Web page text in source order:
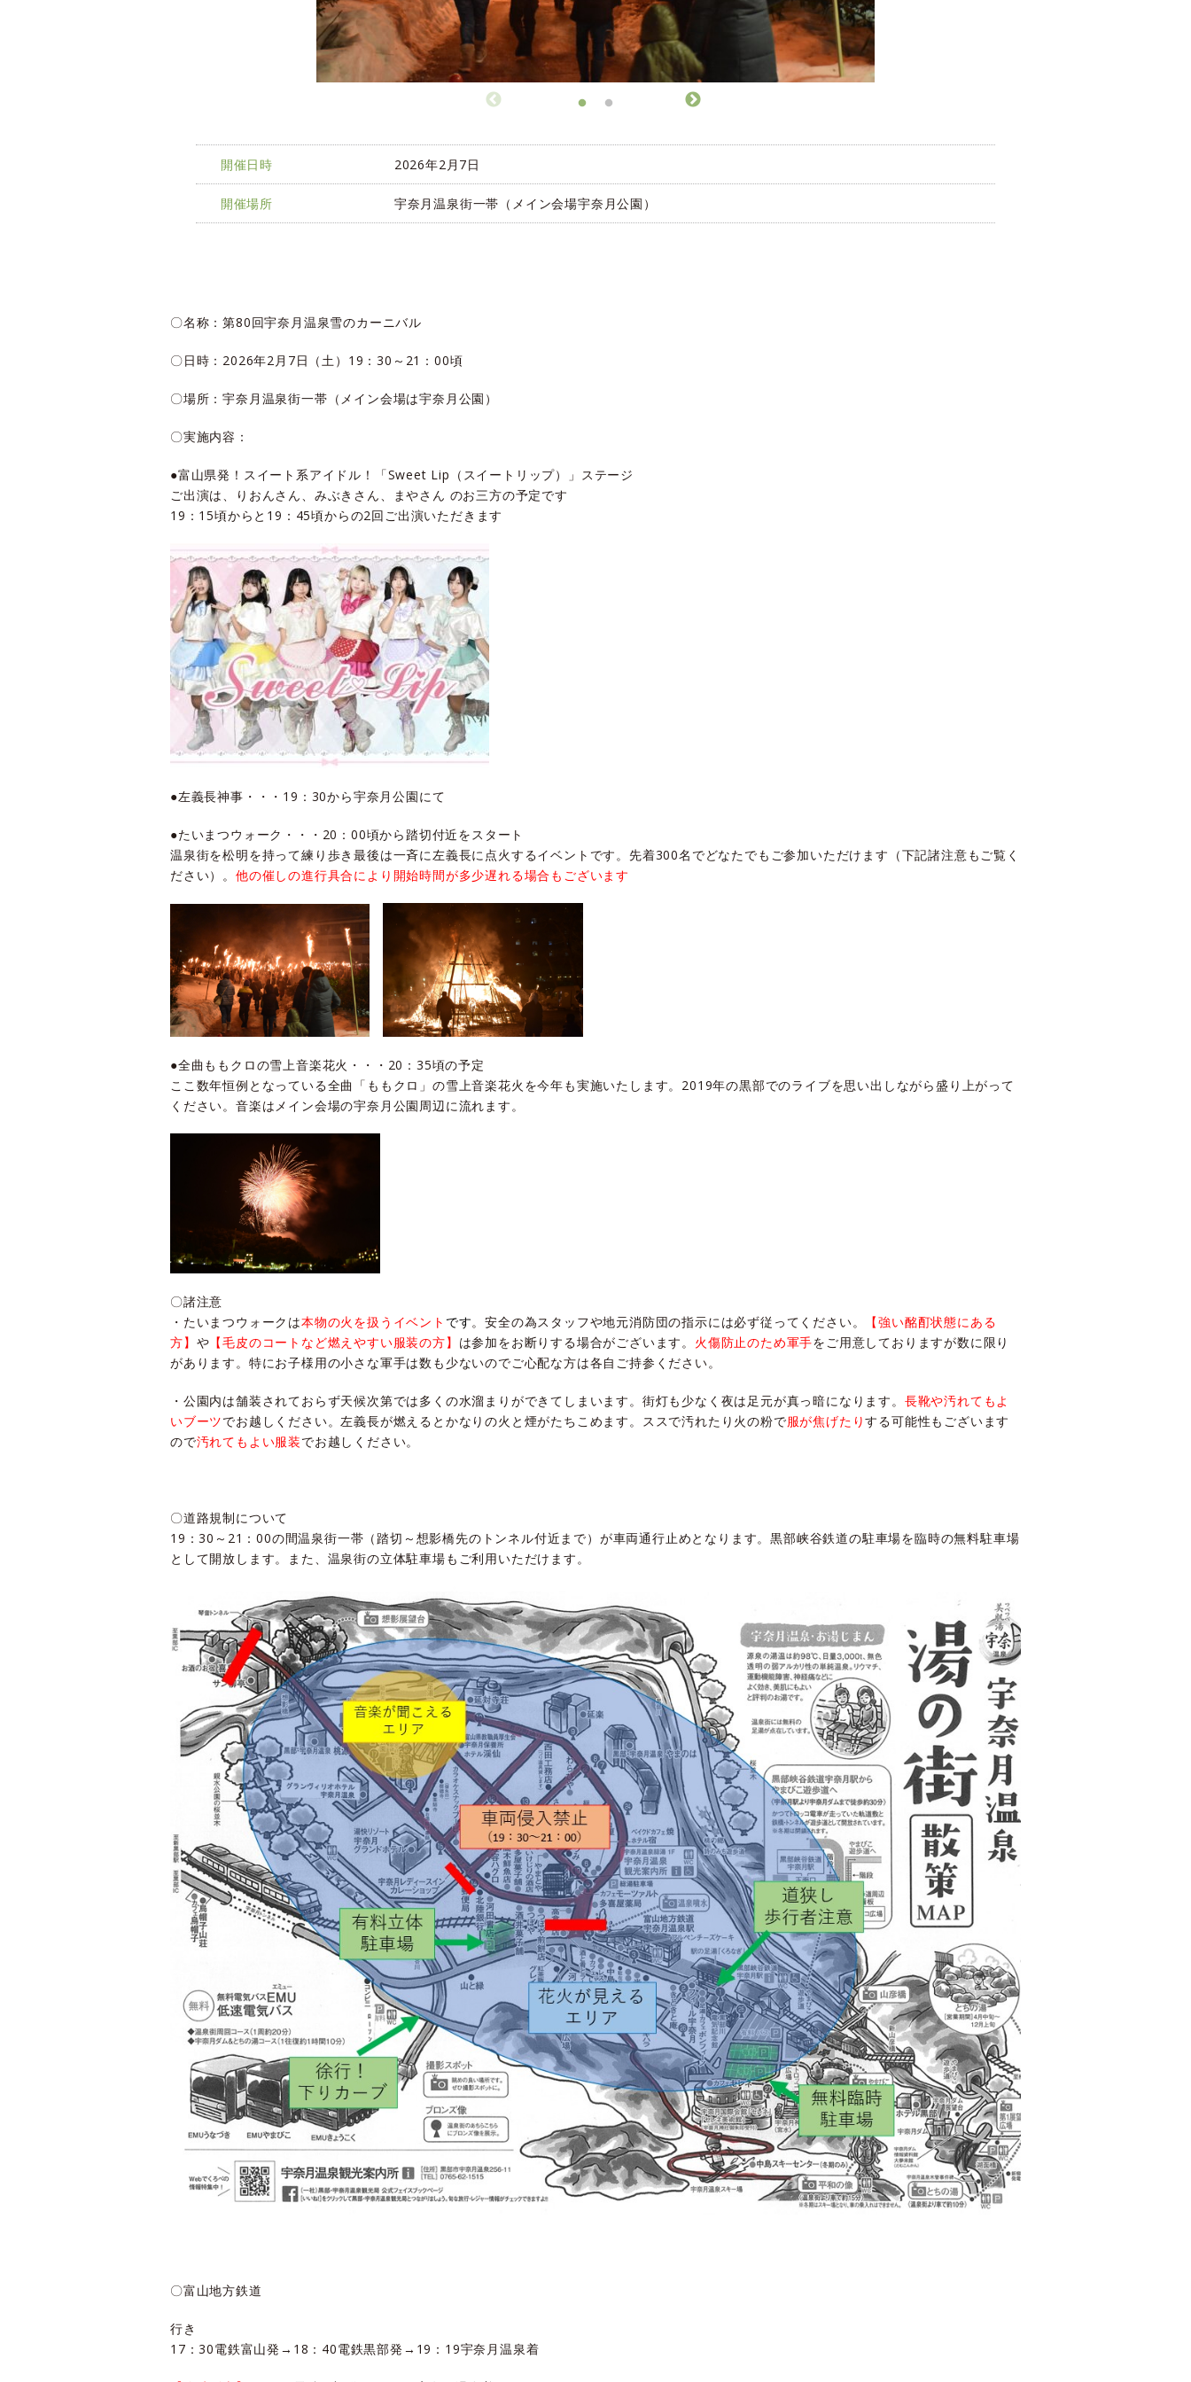
開催日時 2026年2月7日
開催場所 宇奈月温泉街一帯（メイン会場宇奈月公園）
〇名称：第80回宇奈月温泉雪のカーニバル
〇日時：2026年2月7日（土）19：30～21：00頃
〇場所：宇奈月温泉街一帯（メイン会場は宇奈月公園）
〇実施内容：
●富山県発！スイート系アイドル！「Sweet Lip（スイートリップ）」ステージ
ご出演は、りおんさん、みぶきさん、まやさん のお三方の予定です
19：15頃からと19：45頃からの2回ご出演いただきます
●左義長神事・・・19：30から宇奈月公園にて
●たいまつウォーク・・・20：00頃から踏切付近をスタート
温泉街を松明を持って練り歩き最後は一斉に左義長に点火するイベントです。先着300名でどなたでもご参加いただけます（下記諸注意もご覧く
ださい）。 他の催しの進行具合により開始時間が多少遅れる場合もございます
●全曲ももクロの雪上音楽花火・・・20：35頃の予定
ここ数年恒例となっている全曲「ももクロ」の雪上音楽花火を今年も実施いたします。2019年の黒部でのライブを思い出しながら盛り上がって
ください。音楽はメイン会場の宇奈月公園周辺に流れます。
〇諸注意
・たいまつウォークは本物の火を扱うイベント です。安全の為スタッフや地元消防団の指示には必ず従ってください。
【強い酩酊状態にある
方】 や 【毛皮のコートなど燃えやすい服装の方】 は参加をお断りする場合がございます。 火傷防止のため軍手をご用意しておりますが数に限り
があります。特にお子様用の小さな軍手は数も少ないのでご心配な方は各自ご持参ください。
・公園内は舗装されておらず天候次第では多くの水溜まりができてしまいます。街灯も少なく夜は足元が真っ暗になります。 長靴や汚れてもよ
いブーツでお越しください。左義長が燃えるとかなりの火と煙がたちこめます。ススで汚れたり火の粉で服が焦げたりする可能性もございます
ので汚れてもよい服装でお越しください。
〇道路規制について
19：30～21：00の間温泉街一帯（踏切～想影橋先のトンネル付近まで）が車両通行止めとなります。黒部峡谷鉄道の駐車場を臨時の無料駐車場
として開放します。また、温泉街の立体駐車場もご利用いただけます。
〇富山地方鉄道
行き
17：30電鉄富山発→18：40電鉄黒部発→19：19宇奈月温泉着